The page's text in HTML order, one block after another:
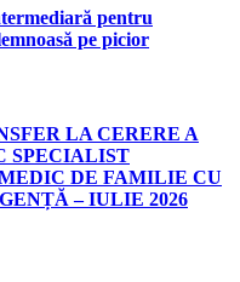
pentru
pe picior
LA CERERE A
SPECIALIST
DE FAMILIE CU
– IULIE 2026